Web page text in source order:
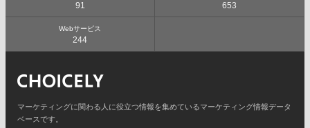
91 653
Webサービス
244
マーケティングに関わる人に役立つ情報を集めているマーケティング情報データ
ベースです。